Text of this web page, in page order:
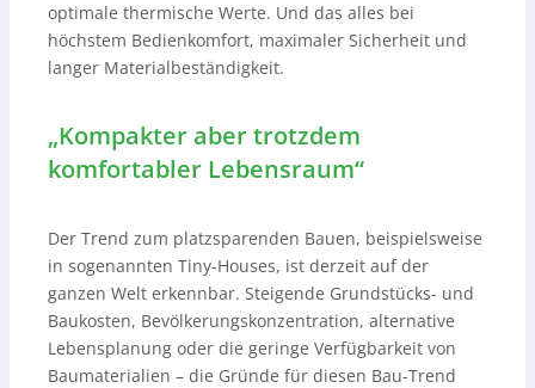
optimale thermische Werte. Und das alles bei
höchstem Bedienkomfort, maximaler Sicherheit und
langer Materialbeständigkeit.
„Kompakter aber trotzdem
komfortabler Lebensraum“
Der Trend zum platzsparenden Bauen, beispielsweise
in sogenannten Tiny-Houses, ist derzeit auf der
ganzen Welt erkennbar. Steigende Grundstücks- und
Baukosten, Bevölkerungskonzentration, alternative
Lebensplanung oder die geringe Verfügbarkeit von
Baumaterialien – die Gründe für diesen Bau-Trend